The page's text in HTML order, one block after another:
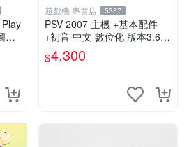
Play
全
遊戲機 專賣店 5387
PSV 2007 主機 +基本配件
+初音 中文 數位化 版本3.69
PS Vita2007 保修一年 85成
新
$4,300